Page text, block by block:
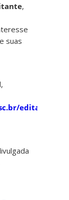
,
suas
edital-